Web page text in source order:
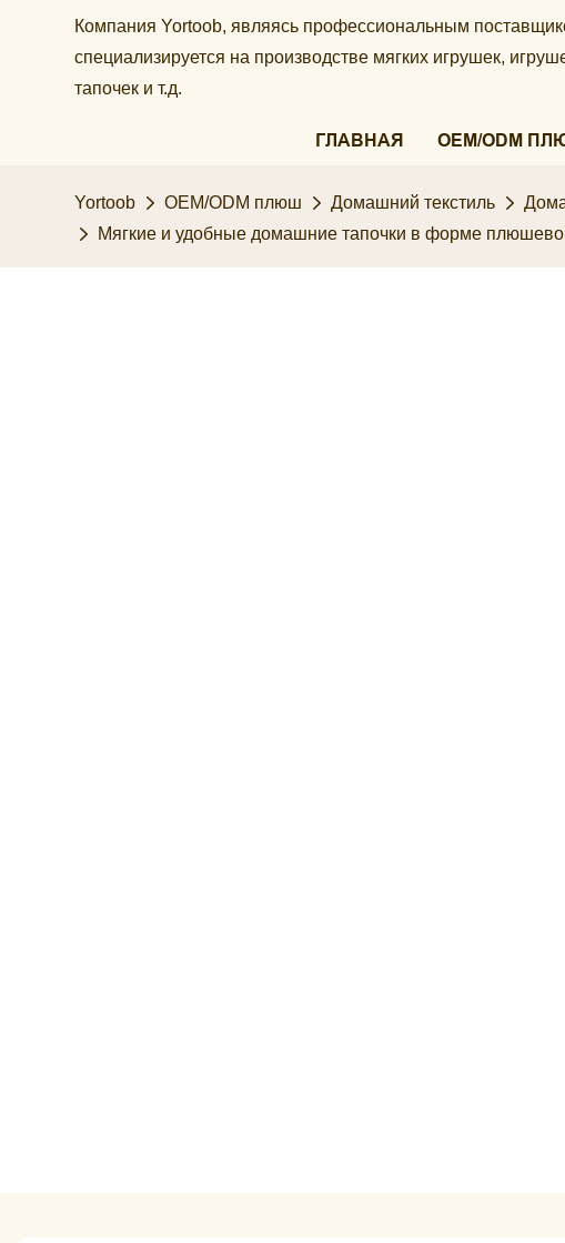
Компания Yortoob, являясь профессиональным
специализируется на производстве мягких игрушек,
тапочек и т.д.
ГЛАВНАЯ OEM/ODM
Yortoob OEM/ODM плюш Домашний текстиль
Мягкие и удобные домашние тапочки в форме